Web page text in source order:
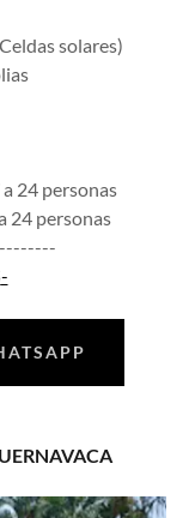
solares)
24 personas
24 personas
-